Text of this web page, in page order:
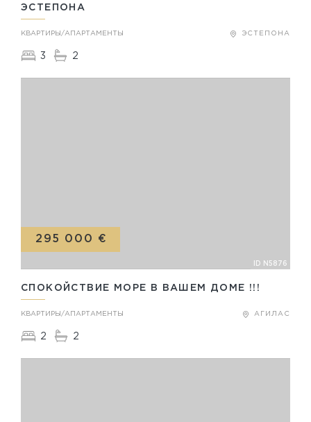
ЭСТЕПОНА
ЭСТЕПОНА
КВАРТИРЫ/АПАРТАМЕНТЫ
3 2
СПОКОЙСТВИЕ МОРЕ В ВАШЕМ ДОМЕ !!!
АГИЛАС
295 000 €
КВАРТИРЫ/АПАРТАМЕНТЫ
2 2
ID N5876